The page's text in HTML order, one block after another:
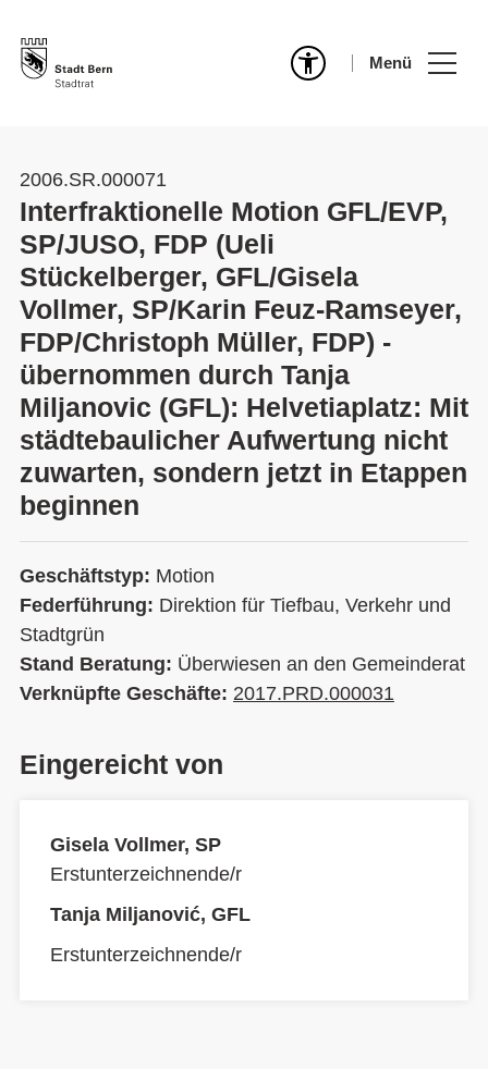
Menü
2006.SR.000071
Interfraktionelle Motion GFL/EVP,
SP/JUSO, FDP (Ueli
Stückelberger, GFL/Gisela
Vollmer, SP/Karin Feuz-Ramseyer,
FDP/Christoph Müller, FDP) -
übernommen durch Tanja
Miljanovic (GFL): Helvetiaplatz: Mit
städtebaulicher Aufwertung nicht
zuwarten, sondern jetzt in Etappen
beginnen
Geschäftstyp: Motion
Federführung: Direktion für Tiefbau, Verkehr und
Stadtgrün
Stand Beratung: Überwiesen an den Gemeinderat
Verknüpfte Geschäfte: 2017.PRD.000031
Eingereicht von
Gisela Vollmer, SP
Erstunterzeichnende/r
Tanja Miljanović, GFL
Erstunterzeichnende/r